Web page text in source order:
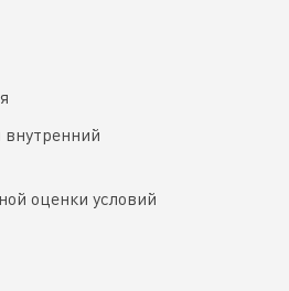
оценки условий